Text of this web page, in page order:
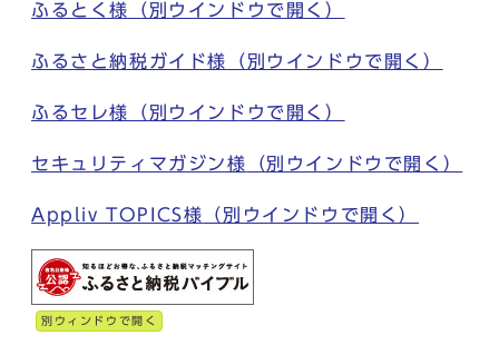
ふるとく様 （別ウインドウで開く）
ふるさと納税ガイド様 （別ウインドウで開く）
ふるセレ様 （別ウインドウで開く）
セキュリティマガジン様 （別ウインドウで開く）
Appliv TOPICS様 （別ウインドウで開く）
別ウィンドウで開く